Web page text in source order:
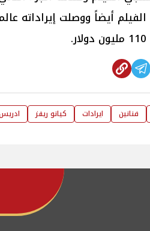
فنانين ايرادات كيانو ريفز